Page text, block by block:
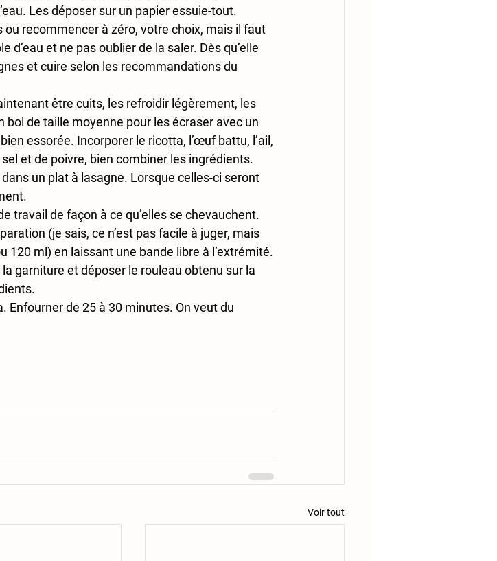
Les déposer sur un papier essuie-tout.
ou recommencer à zéro, votre choix, mais il faut
d’eau et ne pas oublier de la saler. Dès qu’elle
et cuire selon les recommandations du
être cuits, les refroidir légèrement, les
de taille moyenne pour les écraser avec un
essorée. Incorporer le ricotta, l’œuf battu, l’ail,
et de poivre, bien combiner les ingrédients.
un plat à lasagne. Lorsque celles-ci seront
travail de façon à ce qu’elles se chevauchent.
(je sais, ce n’est pas facile à juger, mais
120 ml) en laissant une bande libre à l’extrémité.
garniture et déposer le rouleau obtenu sur la
Enfourner de 25 à 30 minutes. On veut du
Voir tout